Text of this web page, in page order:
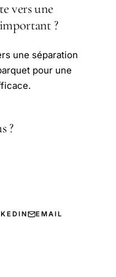
vers une
?
une séparation
pour une
?
EMAIL